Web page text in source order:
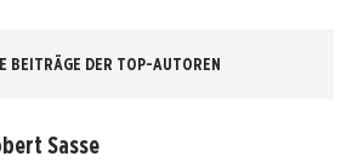
BEITRÄGE DER TOP-AUTOREN
Sasse